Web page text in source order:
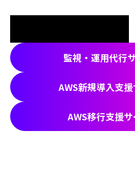
監視・運用代行
AWS新規導入支
AWS移行支援